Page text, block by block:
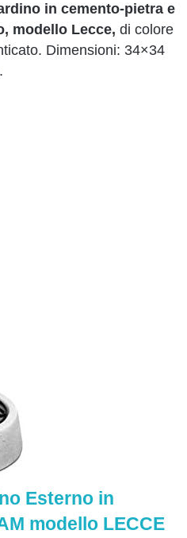
in cemento-pietra e
modello Lecce, di colore
Dimensioni: 34×34
Esterno in
modello LECCE